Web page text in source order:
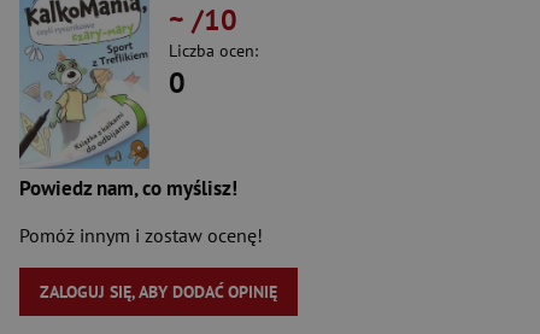
~ /10
Liczba ocen:
0
Powiedz nam, co myślisz!
Pomóż innym i zostaw ocenę!
ZALOGUJ SIĘ, ABY DODAĆ OPINIĘ